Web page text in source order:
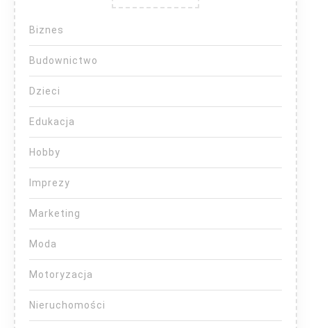
Biznes
Budownictwo
Dzieci
Edukacja
Hobby
Imprezy
Marketing
Moda
Motoryzacja
Nieruchomości